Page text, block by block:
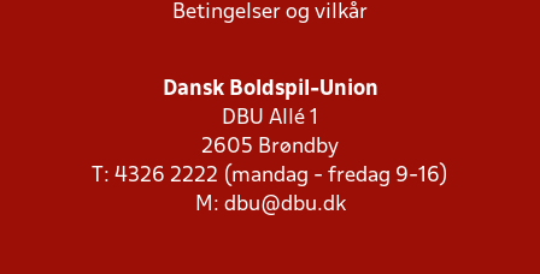
Betingelser og vilkår
Dansk Boldspil-Union
DBU Allé 1
2605 Brøndby
T: 4326 2222 (mandag - fredag 9-16)
M: dbu@dbu.dk